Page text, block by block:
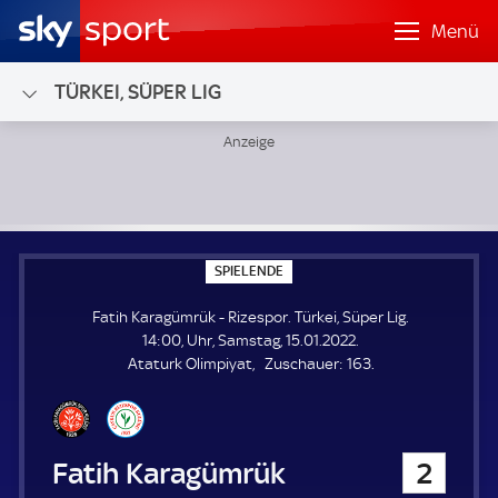
Menü
TÜRKEI, SÜPER LIG
SPIELENDE
P
E
L
E
N
Fatih Karagümrük - Rizespor. Türkei, Süper Lig.
14:00, Uhr, Samstag, 15.01.2022.
Ataturk Olimpiyat
Zuschauer: Z
163.
Fatih Karagümrük 2